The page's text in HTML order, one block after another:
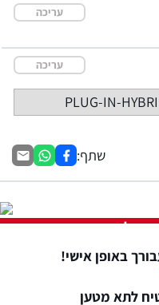
עריכה
עריכה
PLUG-IN-
שתף:
בלבד
באופן אישי!